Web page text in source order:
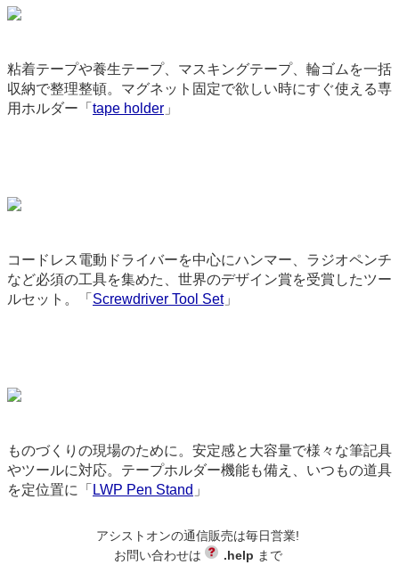
粘着テープや養生テープ、マスキングテープ、輪ゴムを一括
収納で整理整頓。マグネット固定で欲しい時にすぐ使える専
用ホルダー「 tape holder 」
コードレス電動ドライバーを中心にハンマー、ラジオペンチ
など必須の工具を集めた、世界のデザイン賞を受賞したツー
ルセット。「 Screwdriver Tool Set」
ものづくりの現場のために。安定感と大容量で様々な筆記具
やツールに対応。テープホルダー機能も備え、いつもの道具
を定位置に「 LWP Pen Stand 」
アシストオンの通信販売は毎日営業!
お問い合わせは
.help まで